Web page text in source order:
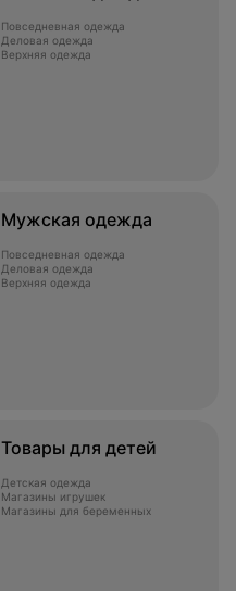
Повседневная одежда
Деловая одежда
Верхняя одежда
Мужская одежда
Повседневная одежда
Деловая одежда
Верхняя одежда
Товары для детей
Детская одежда
Магазины игрушек
Магазины для беременных